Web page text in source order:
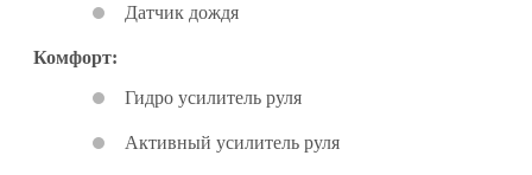
Датчик дождя
Комфорт:
Гидро усилитель руля
Активный усилитель руля